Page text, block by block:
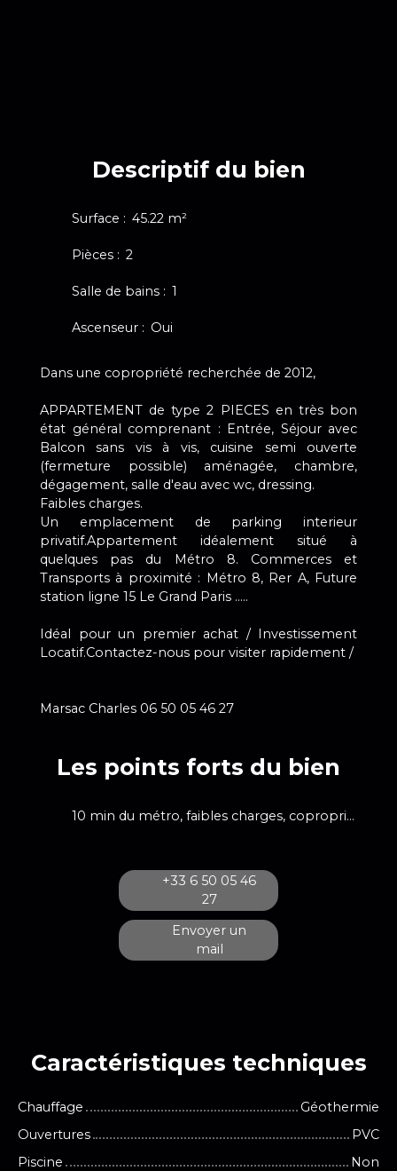
Descriptif du bien
Surface : 45.22 m²
Pièces : 2
Salle de bains : 1
Ascenseur : Oui
Dans une copropriété recherchée de 2012,
APPARTEMENT de type 2 PIECES en très bon
état général comprenant : Entrée, Séjour avec
Balcon sans vis à vis, cuisine semi ouverte
(fermeture possible) aménagée, chambre,
dégagement, salle d'eau avec wc, dressing.
Faibles charges.
Un emplacement de parking interieur
privatif.Appartement idéalement situé à
quelques pas du Métro 8. Commerces et
Transports à proximité : Métro 8, Rer A, Future
station ligne 15 Le Grand Paris .....
Idéal pour un premier achat / Investissement
Locatif.Contactez-nous pour visiter rapidement /
Marsac Charles 06 50 05 46 27
Les points forts du bien
10 min du métro, faibles charges, copropriété de 2012
+33 6 50 05 46
27
Envoyer un
mail
Caractéristiques techniques
Chauffage
Géothermie
Ouvertures
PVC
Piscine
Non